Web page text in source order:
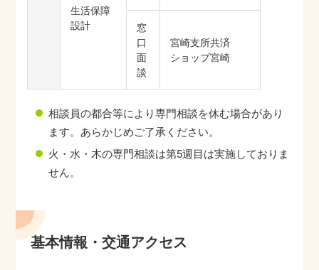
生活保障
設計
窓
口
面
談
宮崎支所共済
ショップ宮崎
相談員の都合等により専門相談を休む場合があり
ます。あらかじめご了承ください。
火・水・木の専門相談は第5週目は実施しておりま
せん。
基本情報・交通アクセス